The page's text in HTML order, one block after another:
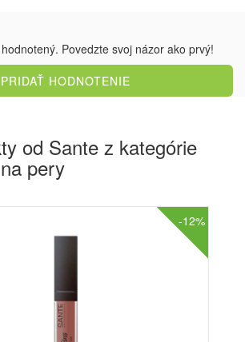
Povedzte svoj názor ako prvý!
PRIDAŤ HODNOTENIE
od Sante z kategórie
pery
-12%